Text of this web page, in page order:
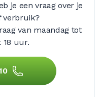
je een vraag over je
verbruik?
van maandag tot
18 uur.